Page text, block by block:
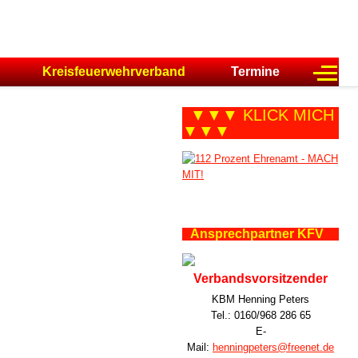
Kreisfeuerwehrverband Termine Off-
▼▼▼ KLICK MICH
▼▼▼
Ansprechpartner KFV
Verbandsvorsitzender
KBM Henning Peters
Tel.: 0160/968 286 65
E-
Mail: henningpeters@freenet.de